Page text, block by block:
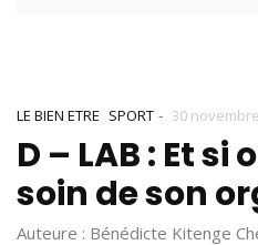
LE BIEN ETRE SPORT - 30
D – LAB : Et
soin de son
Auteure : Bénédicte Kitenge